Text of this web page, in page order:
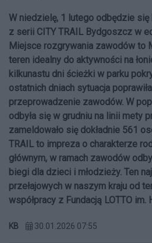
W niedzielę, 1 lutego odbędzie
z serii CITY TRAIL Bydgoszcz w
Miejsce rozgrywania zawodów to
teren idealny do aktywności na
kilkunastu dni ścieżki w parku
ostatnich dniach sytuacja
przeprowadzenie zawodów. W
odbyła się w grudniu na linii mety
zameldowało się dokładnie 561
TRAIL to impreza o charakterze
głównym, w ramach zawodów
biegi dla dzieci i młodzieży. Ten
przełajowych w naszym kraju od
współpracy z Fundacją LOTTO im.
KB 30.01.2026 07:55